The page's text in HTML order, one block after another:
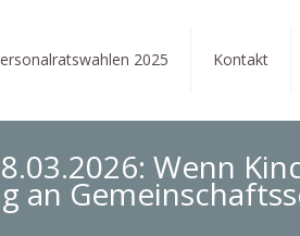
2025 Kontakt
Wenn
an